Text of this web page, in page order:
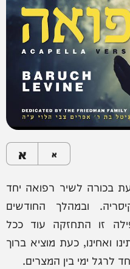
א א
הופעת בכורה לשיר רפואה יחד
ובמהלך החודשים
זו התחזקה עוד ככל
ואחינו, כעת מוציא ברוך
לרגל ימי בין המצרים.